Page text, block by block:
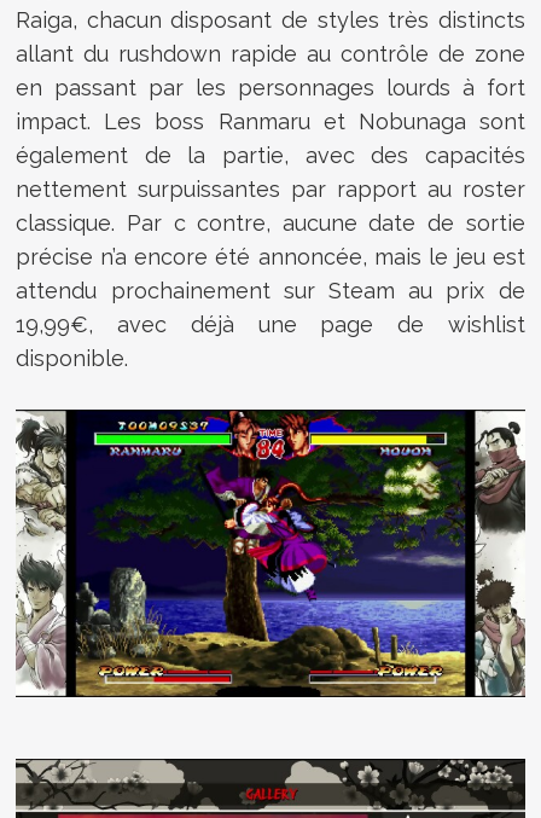
Raiga, chacun disposant de styles très distincts
allant du rushdown rapide au contrôle de zone
en passant par les personnages lourds à fort
impact. Les boss Ranmaru et Nobunaga sont
également de la partie, avec des capacités
nettement surpuissantes par rapport au roster
classique. Par c contre, aucune date de sortie
précise n’a encore été annoncée, mais le jeu est
attendu prochainement sur Steam au prix de
19,99€, avec déjà une page de wishlist
disponible.